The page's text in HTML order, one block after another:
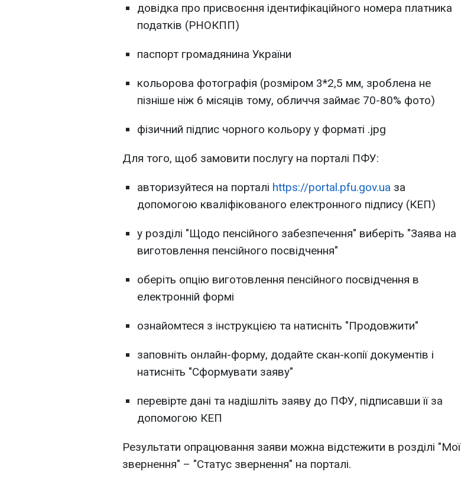
довідка про присвоєння ідентифікаційного номера платника
податків (РНОКПП)
паспорт громадянина України
кольорова фотографія (розміром 3*2,5 мм, зроблена не
пізніше ніж 6 місяців тому, обличчя займає 70-80% фото)
фізичний підпис чорного кольору у форматі .jpg
Для того, щоб замовити послугу на порталі ПФУ:
авторизуйтеся на порталі https://portal.pfu.gov.ua за
допомогою кваліфікованого електронного підпису (КЕП)
у розділі "Щодо пенсійного забезпечення" виберіть "Заява на
виготовлення пенсійного посвідчення"
оберіть опцію виготовлення пенсійного посвідчення в
електронній формі
ознайомтеся з інструкцією та натисніть "Продовжити"
заповніть онлайн-форму, додайте скан-копії документів і
натисніть "Сформувати заяву"
перевірте дані та надішліть заяву до ПФУ, підписавши її за
допомогою КЕП
Результати опрацювання заяви можна відстежити в розділі "Мої
звернення" – "Статус звернення" на порталі.